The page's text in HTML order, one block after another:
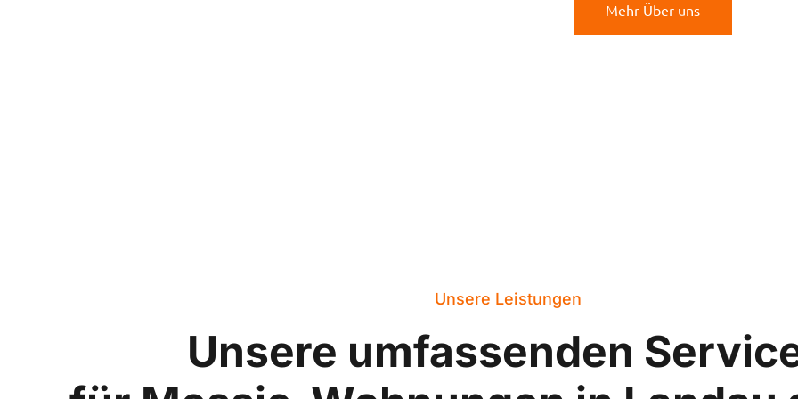
Mehr Über uns
Unsere Leistungen
Unsere umfassenden